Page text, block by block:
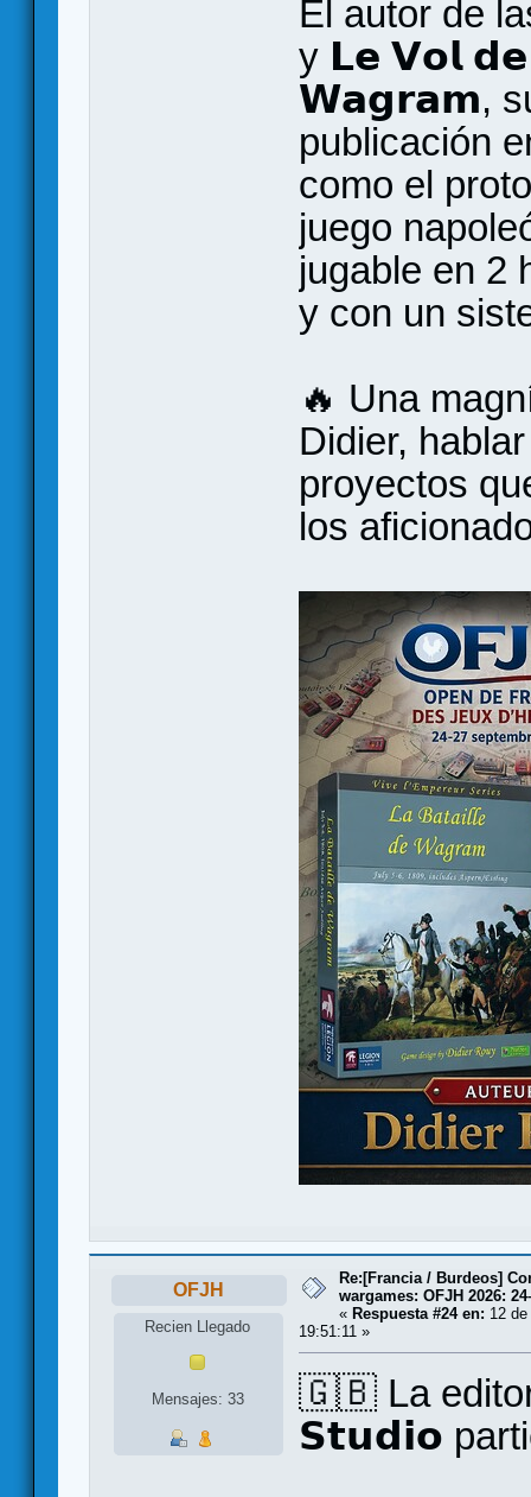
El autor de
y 𝗟𝗲 𝗩𝗼𝗹 𝗱𝗲
𝗪𝗮𝗴𝗿𝗮𝗺, su
publicación
como el
juego
jugable en 2
y con un
🔥 Una
Didier,
proyectos
los
OFJH
Recien Llegado
Mensajes: 33
Re:[Francia / Burdeos]
wargames: OFJH 2026:
« Respuesta #24 en: 12
19:51:11 »
🇬🇧 La
𝗦𝘁𝘂𝗱𝗶𝗼